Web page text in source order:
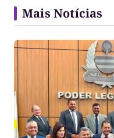
Mais Notícias